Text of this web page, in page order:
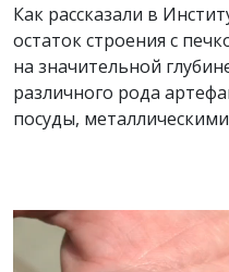
Как рассказали в
остаток строения с
на значительной
различного рода
посуды,